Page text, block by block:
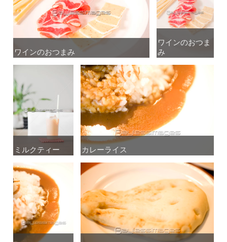
ワインのおつまみ
ワインのおつまみ
ワインのおつま
み
ワインのおつま
み
ミルクティー
ミルクティー カレーライス
カレーライス